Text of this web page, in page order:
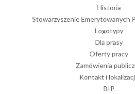
Historia
Stowarzyszenie Emerytowanych
Logotypy
Dla prasy
Oferty pracy
Zamówienia
Kontakt i
BIP